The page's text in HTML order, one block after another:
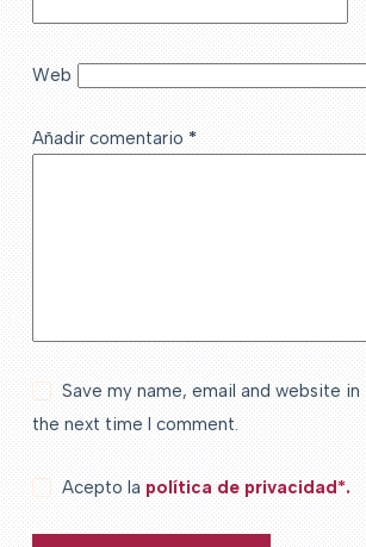
Web
Añadir comentario*
Save my name, email and website
the next time I comment.
Acepto lapolítica de privacidad*.